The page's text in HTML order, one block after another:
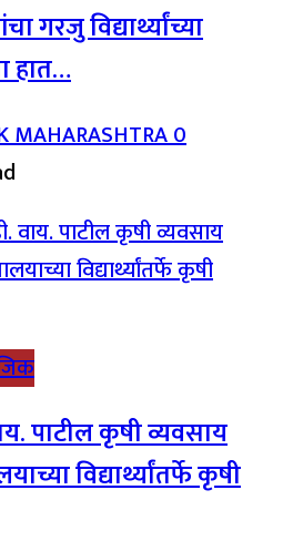
गरजु विद्यार्थ्यांच्या
हात…
MAHARASHTRA0
पाटील कृषी व्यवसाय
विद्यार्थ्यांतर्फे कृषी